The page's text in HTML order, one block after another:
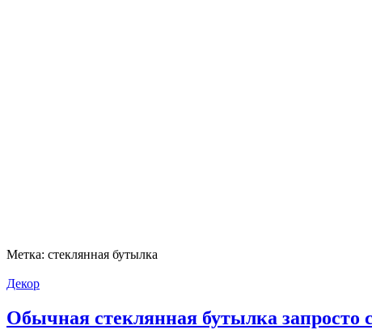
Метка: стеклянная бутылка
Декор
Обычная стеклянная бутылка запросто